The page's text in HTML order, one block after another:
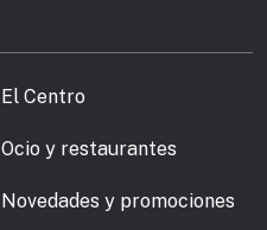
El Centro
Ocio y restaurantes
Novedades y promociones